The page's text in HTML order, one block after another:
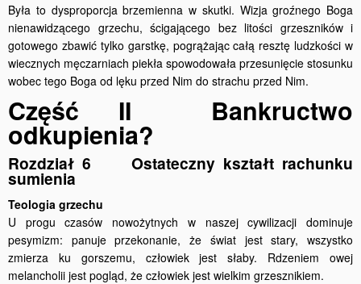
Była to dysproporcja brzemienna w skutki. Wizja groźnego Boga
nienawidzącego grzechu, ścigającego bez litości grzeszników i
gotowego zbawić tylko garstkę, pogrążając całą resztę ludzkości w
wiecznych męczarniach piekła spowodowała przesunięcie stosunku
wobec tego Boga od lęku przed Nim do strachu przed Nim.
Część II Bankructwo
odkupienia?
Rozdział 6 Ostateczny kształt rachunku
sumienia
Teologia grzechu
U progu czasów nowożytnych w naszej cywilizacji dominuje
pesymizm: panuje przekonanie, że świat jest stary, wszystko
zmierza ku gorszemu, człowiek jest słaby. Rdzeniem owej
melancholii jest pogląd, że człowiek jest wielkim grzesznikiem.